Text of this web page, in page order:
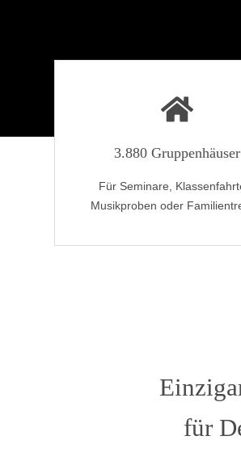
3.880 Gruppenhäuser
Für Seminare,
Musikproben oder
für